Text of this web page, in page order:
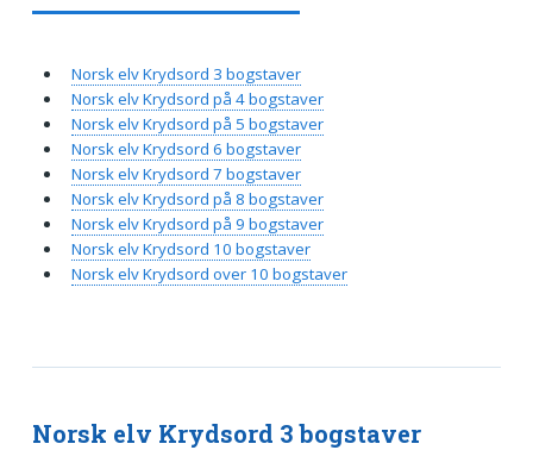
Norsk elv Krydsord 3 bogstaver
Norsk elv Krydsord 3 bogstaver
Norsk elv Krydsord på 4 bogstaver
Norsk elv Krydsord på 5 bogstaver
Norsk elv Krydsord 6 bogstaver
Norsk elv Krydsord 7 bogstaver
Norsk elv Krydsord på 8 bogstaver
Norsk elv Krydsord på 9 bogstaver
Norsk elv Krydsord 10 bogstaver
Norsk elv Krydsord over 10 bogstaver